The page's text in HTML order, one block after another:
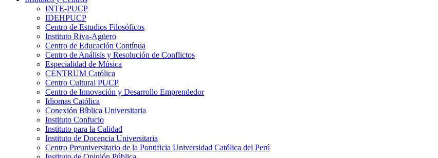
INTE-PUCP
IDEHPUCP
Centro de Estudios Filosóficos
Instituto Riva-Agüero
Centro de Educación Contínua
Centro de Análisis y Resolución de Conflictos
Especialidad de Música
CENTRUM Católica
Centro Cultural PUCP
Centro de Innovación y Desarrollo Emprendedor
Idiomas Católica
Conexión Bíblica Universitaria
Instituto Confucio
Instituto para la Calidad
Instituto de Docencia Universitaria
Centro Preuniversitario de la Pontificia Universidad Católica del Perú